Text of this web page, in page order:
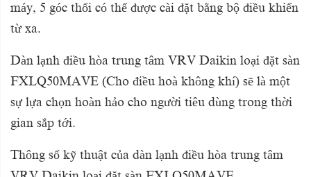
máy, 5 góc thổi có thể được cài đặt bằng bộ điều khiển
từ xa.
Dàn lạnh điều hòa trung tâm VRV Daikin loại đặt sàn
FXLQ50MAVE (Cho điều hoà không khí) sẽ là một
sự lựa chọn hoàn hảo cho người tiêu dùng trong thời
gian sắp tới.
Thông số kỹ thuật của dàn lạnh điều hòa trung tâm